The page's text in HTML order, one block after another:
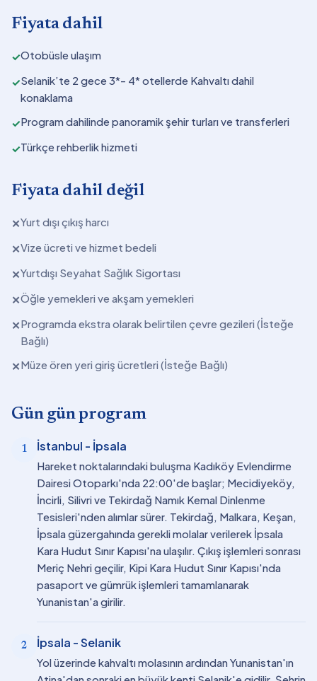
Fiyata dahil
✓Otobüsle ulaşım
✓Selanik’te 2 gece 3*- 4* otellerde Kahvaltı dahil
konaklama
✓Program dahilinde panoramik şehir turları ve transferleri
✓Türkçe rehberlik hizmeti
Fiyata dahil değil
✕Yurt dışı çıkış harcı
✕Vize ücreti ve hizmet bedeli
✕Yurtdışı Seyahat Sağlık Sigortası
✕Öğle yemekleri ve akşam yemekleri
✕Programda ekstra olarak belirtilen çevre gezileri (İsteğe
Bağlı)
✕Müze ören yeri giriş ücretleri (İsteğe Bağlı)
Gün gün program
1 İstanbul - İpsala
Hareket noktalarındaki buluşma Kadıköy Evlendirme
Dairesi Otoparkı'nda 22:00'de başlar; Mecidiyeköy,
İncirli, Silivri ve Tekirdağ Namık Kemal Dinlenme
Tesisleri'nden alımlar sürer. Tekirdağ, Malkara, Keşan,
İpsala güzergahında gerekli molalar verilerek İpsala
Kara Hudut Sınır Kapısı'na ulaşılır. Çıkış işlemleri sonrası
Meriç Nehri geçilir, Kipi Kara Hudut Sınır Kapısı'nda
pasaport ve gümrük işlemleri tamamlanarak
Yunanistan'a girilir.
2 İpsala - Selanik
Yol üzerinde kahvaltı molasının ardından Yunanistan'ın